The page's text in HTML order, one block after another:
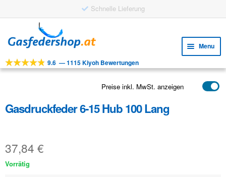
Schnelle Lieferung
to
navigation
to
content
Menu
WERKZEUGE
menu
ANWENDUNGEN
FAQ
9.6 —1115 Kiyoh Bewertungen
Preise inkl. MwSt. anzeigen
Gasdruckfeder 6-15 Hub 100 Lang
37,84 €
Vorrätig